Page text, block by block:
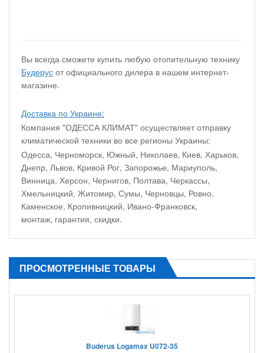
Вы всегда сможете купить любую отопительную технику
Будерус от официального дилера в нашем интернет-
магазине.
Доставка по Украине:
Компания "ОДЕССА КЛИМАТ" осуществляет отправку
климатической техники во все регионы Украины:
Одесса, Черноморск, Южный, Николаев, Киев, Харьков,
Днепр, Львов, Кривой Рог, Запорожье, Мариуполь,
Винница, Херсон, Чернигов, Полтава, Черкассы,
Хмельницкий, Житомир, Сумы, Черновцы, Ровно,
Каменское, Кропивницкий, Ивано-Франковск,
монтаж, гарантия, скидки.
ПРОСМОТРЕННЫЕ ТОВАРЫ
Buderus Logamax U072-35